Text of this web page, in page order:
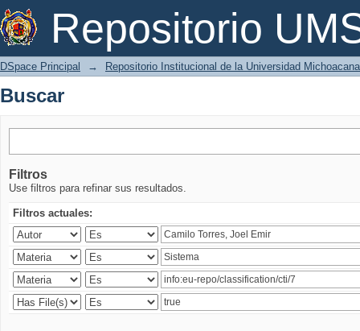
Repositorio
Buscar
DSpace Principal → Repositorio Institucional de la Universidad
Buscar
Filtros
Use filtros para refinar sus resultados.
Filtros actuales: